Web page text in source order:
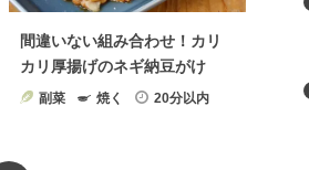
間違いない組み合わせ！カリ
カリ厚揚げのネギ納豆がけ
副菜 焼く 20分以内